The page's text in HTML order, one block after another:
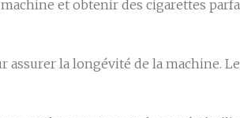
et obtenir des cigarettes
assurer la longévité de la machine.